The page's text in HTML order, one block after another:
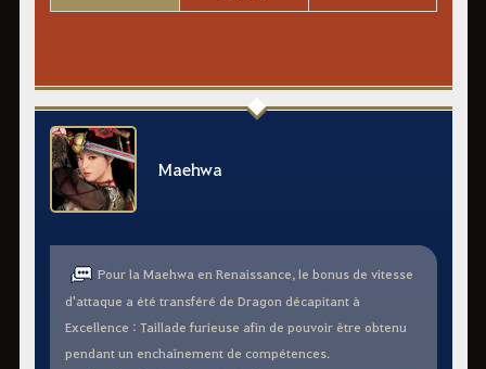
Maehwa
Pour la Maehwa en Renaissance, le bonus de vitesse
d'attaque a été transféré de Dragon décapitant à
Excellence : Taillade furieuse afin de pouvoir être obtenu
pendant un enchaînement de compétences.